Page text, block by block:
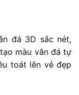
đá 3D sắc nét,
tạo màu vân đá tự
toát lên vẻđẹp